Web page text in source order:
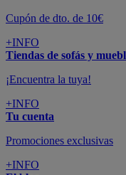
Cupón de dto. de 10€
+INFO
Tiendas de sofás y
¡Encuentra la tuya!
+INFO
Tu cuenta
Promociones exclusivas
+INFO